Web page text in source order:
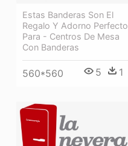
Estas Banderas Son El
Regalo Y Adorno Perfecto
Para - Centros De Mesa
Con Banderas
560*560 5 1